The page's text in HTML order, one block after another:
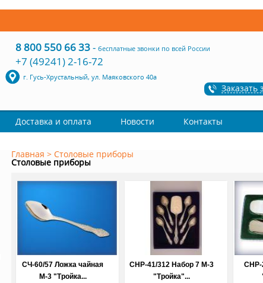
8 800 550 66 33- бесплатные звонки по всей России
+7 (49241) 2-16-72
г. Гусь-Хрустальный, ул. Маяковского 40а
Заказать
Доставка и оплата Новости Контакты
Главная > Столовые приборы
Столовые приборы
СЧ-60/57 Ложка чайная
М-3 "Тройка...
СНР-41/312 Набор 7 М-3
"Тройка"...
СНР-